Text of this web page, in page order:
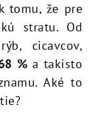
tomu, že pre
stratu. Od
cicavcov,
% a takisto
Aké to